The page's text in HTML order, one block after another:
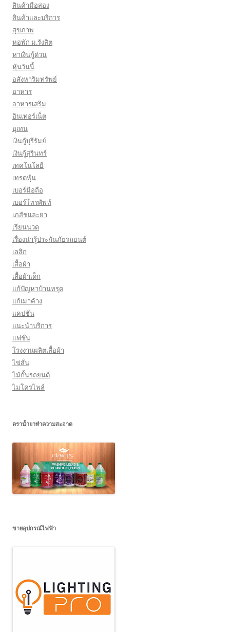
สินค้ามือสอง
สินค้าและบริการ
สุขภาพ
หอพัก ม.รังสิต
หาเงินกู้ด่วน
หุ้นวันนี้
อสังหาริมทรัพย์
อาหาร
อาหารเสริม
อินเทอร์เน็ต
อุเทน
เงินกู้บุรีรัมย์
เงินกู้สุรินทร์
เทคโนโลยี
เทรดหุ้น
เบอร์มือถือ
เบอร์โทรศัพท์
เภสัชและยา
เรียนนวด
เรื่องน่ารู้ประกันภัยรถยนต์
เลสิก
เสื้อผ้า
เสื้อผ้าเด็ก
แก้ปัญหาบ้านทรุด
แก้เมาค้าง
แคปชั่น
แนะนำบริการ
แฟชั่น
โรงงานผลิตเสื้อผ้า
ไข่สั่น
ไม้กั้นรถยนต์
ไมโครไพล์
ตราน้ำยาทำความสะอาด
ขายอุปกรณ์ไฟฟ้า